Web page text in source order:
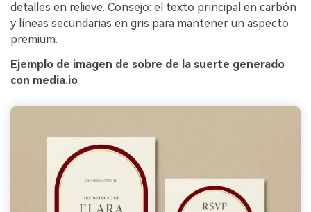
detalles en relieve. Consejo: el texto principal en carbón
y líneas secundarias en gris para mantener un aspecto
premium.
Ejemplo de imagen de sobre de la suerte generado
con media.io